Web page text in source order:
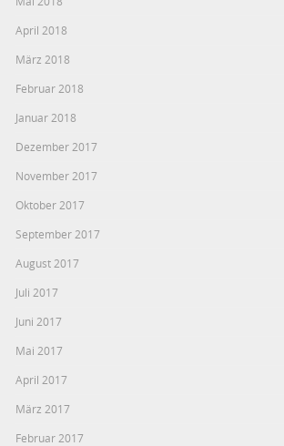
April 2018
März 2018
Februar 2018
Januar 2018
Dezember 2017
November 2017
Oktober 2017
September 2017
August 2017
Juli 2017
Juni 2017
Mai 2017
April 2017
März 2017
Februar 2017